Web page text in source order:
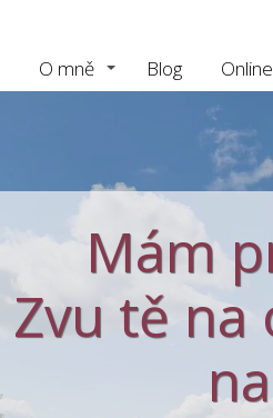
O mně Blog Online
Mám
Zvu tě